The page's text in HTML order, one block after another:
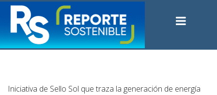
Iniciativa de Sello Sol que traza la generación de energía